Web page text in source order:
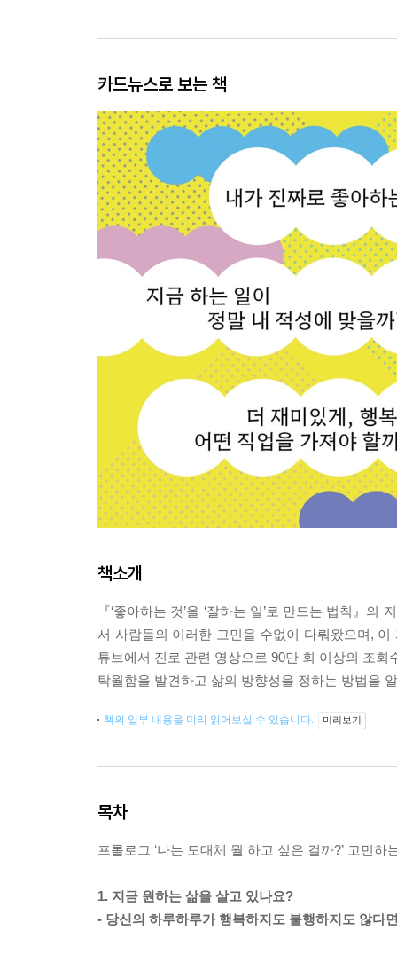
카드뉴스로 보는 책
책소개
『‘좋아하는 것’을 ‘잘하는 일’로 만드는 법칙』
서 사람들의 이러한 고민을 수없이 다뤄왔으며,
튜브에서 진로 관련 영상으로 90만 회 이상의 조
탁월함을 발견하고 삶의 방향성을 정하는 방법을
책의 일부 내용을 미리 읽어보실 수 있습니다. 미리보기
목차
프롤로그 ‘나는 도대체 뭘 하고 싶은 걸까?’ 고민하
1. 지금 원하는 삶을 살고 있나요?
- 당신의 하루하루가 행복하지도 불행하지도 않다